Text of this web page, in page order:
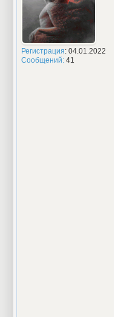
Регистрация: 04.01.2022
Сообщений:41